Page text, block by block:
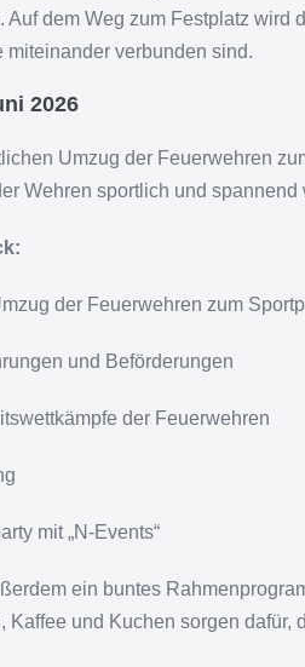
dem Weg zum Festplatz
miteinander verbunden sind.
2026
Umzug der Feuerwehren
Wehren sportlich und spannend
der Feuerwehren zum
und Beförderungen
der Feuerwehren
mit „N-Events“
ein buntes
Kaffee und Kuchen sorgen